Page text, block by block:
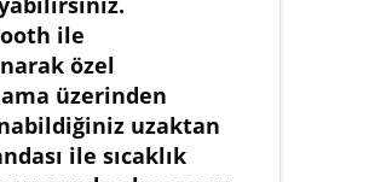
ile
özel
üzerinden
uzaktan
ile sıcaklık